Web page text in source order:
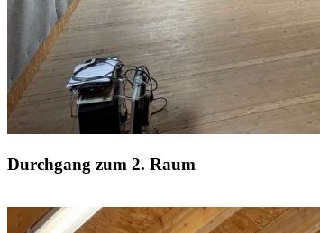
Durchgang zum 2. Raum